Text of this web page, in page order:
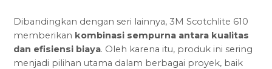
Dibandingkan dengan seri lainnya, 3M Scotchlite 610
memberikan kombinasi sempurna antara kualitas
dan efisiensi biaya. Oleh karena itu, produk ini sering
menjadi pilihan utama dalam berbagai proyek, baik